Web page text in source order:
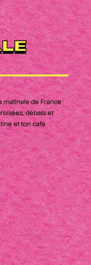
matinale de France
débats et
et ton café